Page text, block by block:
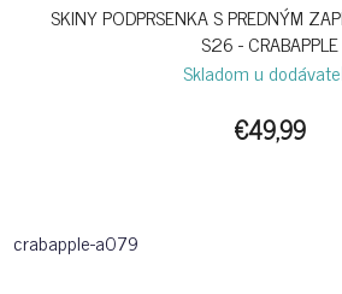
SKINY PODPRSENKA S PREDNÝM
S26 - CRABAPPLE
Skladom u
€49,99
crabapple-a079